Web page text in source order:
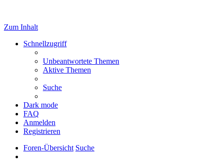
Zum Inhalt
Schnellzugriff
Unbeantwortete Themen
Aktive Themen
Suche
Dark mode
FAQ
Anmelden
Registrieren
Foren-Übersicht Suche